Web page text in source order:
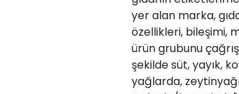
yer alan marka,
özellikleri, bileşimi,
ürün grubunu
şekilde süt, yayık,
yağlarda,